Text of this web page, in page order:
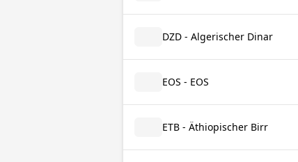
DZD - Algerischer Dinar
EOS - EOS
ETB - Äthiopischer Birr